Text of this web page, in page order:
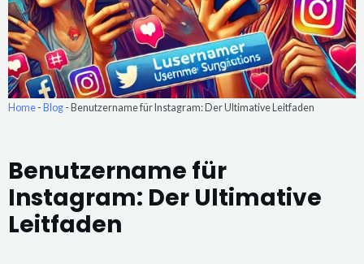
Home - Blog - Benutzername für Instagram: Der Ultimative Leitfaden
Benutzername für
Instagram: Der Ultimative
Leitfaden